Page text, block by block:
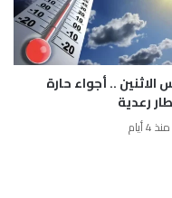
.. أجواء حارة
رعدية
منذ 4 أيام